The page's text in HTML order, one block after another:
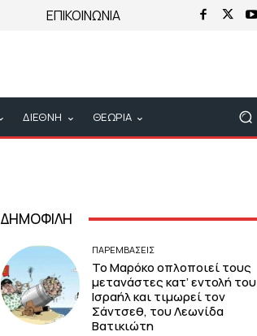
ΕΠΙΚΟΙΝΩΝΙΑ
ΔΙΕΘΝΗ ΘΕΩΡΙΑ
ΔΗΜΟΦΙΛΗ
ΠΑΡΕΜΒΑΣΕΙΣ
Το Μαρόκο οπλοποιεί τους
μετανάστες κατ’ εντολή του
Ισραήλ και τιμωρεί τον
Σάντσεθ, του Λεωνίδα
Βατικιώτη